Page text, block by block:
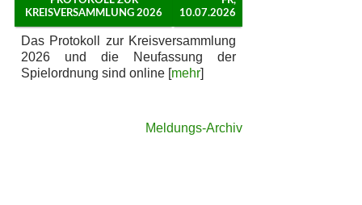
KREISVERSAMMLUNG 2026
10.07.2026
Das Protokoll zur Kreisversammlung
2026 und die Neufassung der
Spielordnung sind online [mehr]
Meldungs-Archiv